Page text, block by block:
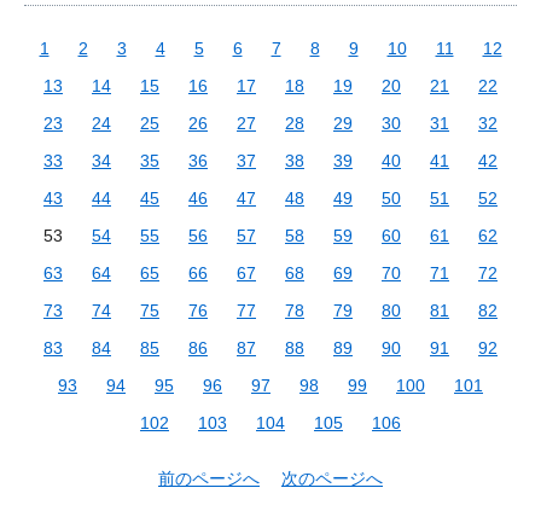
1 2 3 4 5 6 7 8 9 10 11
12
13
14 15 16 17 18 19 20 21
22
23
24 25 26 27 28 29 30 31
32
33
34 35 36 37 38 39 40 41
42
43
44 45 46 47 48 49 50 51
52
53
54 55 56 57 58 59 60 61
62
63
64 65 66 67 68 69 70 71
72
73
74 75 76 77 78 79 80 81
82
83
84 85 86 87 88 89 90 91
92
93
94 95 96 97 98 99 100
101
102
103 104 105 106
前のページへ 次のページへ